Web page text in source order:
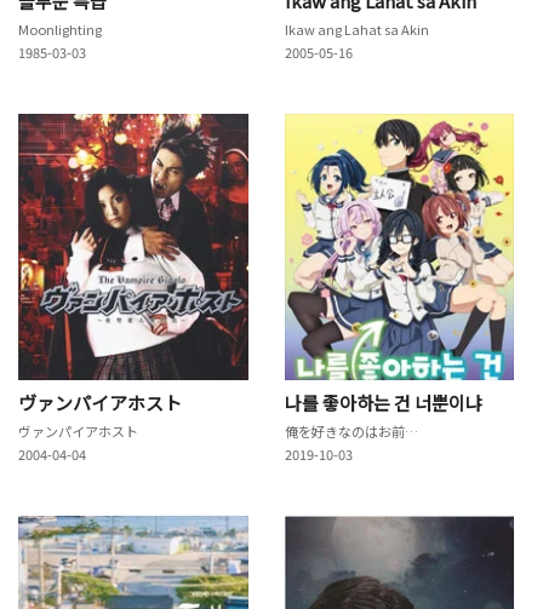
Moonlighting
1985-03-03
Ikaw ang Lahat sa Akin
2005-05-16
ヴァンパイアホスト
ヴァンパイアホスト
2004-04-04
나를 좋아하는 건 너뿐이냐
俺を好きなのはお前だけかよ
2019-10-03